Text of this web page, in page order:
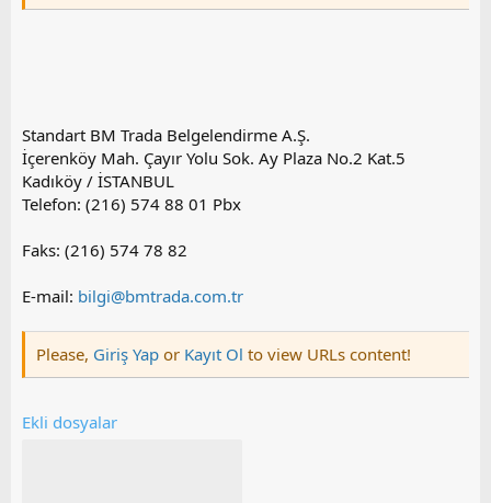
Standart BM Trada Belgelendirme A.Ş.
İçerenköy Mah. Çayır Yolu Sok. Ay Plaza No.2 Kat.5
Kadıköy / İSTANBUL
Telefon: (216) 574 88 01 Pbx
Faks: (216) 574 78 82
E-mail: bilgi@bmtrada.com.tr
Please, Giriş Yap or Kayıt Ol to view URLs content!
Ekli dosyalar